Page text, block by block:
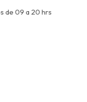
de 09 a 20 hrs